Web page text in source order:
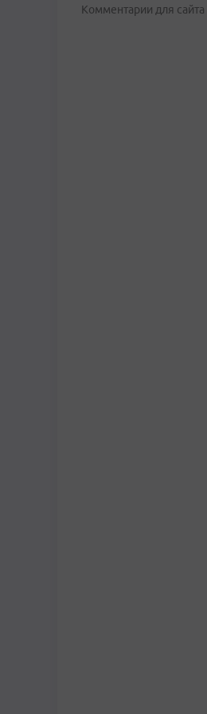
Комментарии для сайта